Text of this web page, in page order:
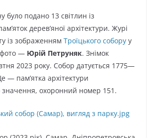
було подано 13 світлин із
дерев’яної архітектури. Журі
із зображенням Троїцького собору у
— Юрій Петруняк. Знімок
2023 року. Собор датується 1775—
— пам’ятка архітектури
значення, охоронний номер 151.